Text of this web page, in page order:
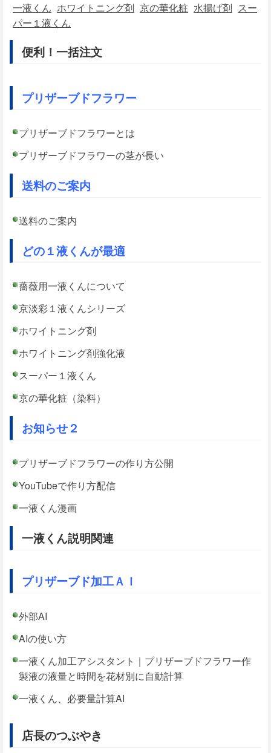
一液くん ホワイトニング剤 京の華化粧 水揚げ剤 スー
パー１液くん
便利！一括注文
プリザーブドフラワー
プリザーブドフラワーとは
プリザーブドフラワーの茎が長い
送料のご案内
送料のご案内
どの１液くんが最適
薔薇用一液くんについて
京淡彩１液くんシリーズ
ホワイトニング剤
ホワイトニング剤強化液
スーパー１液くん
京の華化粧（染料）
お知らせ２
プリザーブドフラワーの作り方公開
YouTubeで作り方配信
一液くん漫画
一液くん説明関連
プリザーブド加工ＡＩ
外部AI
AIの使い方
一液くん加工アシスタント｜プリザーブドフラワー作
製液の液量と時間を花材別に自動計算
一液くん、必要量計算AI
店長のつぶやき